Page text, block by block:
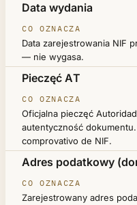
Data wydania
Data zarejestrowania NIF
— nie wygasa.
Pieczęć AT
Oficjalna pieczęć
autentyczność
comprovativo de NIF.
Adres podatkowy
Zarejestrowany adres